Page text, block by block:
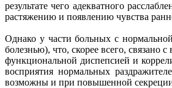
результате чего адекватного
растяжению и появлению чувства
Однако у части больных с
болезнью), что, скорее всего,
функциональной диспепсией и
восприятия нормальных
возможны и при повышенной секреции